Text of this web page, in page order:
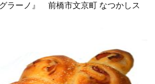
ラーノ』 前橋市文京町 なつかしス